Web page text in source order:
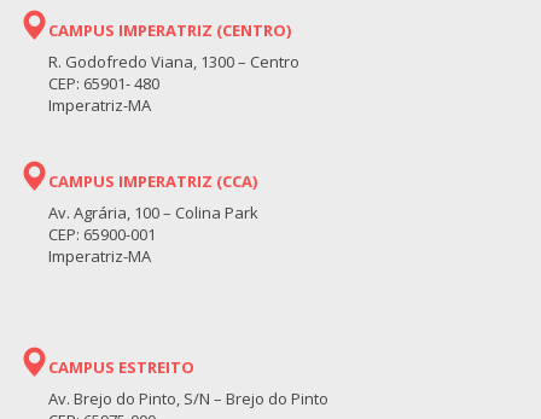
CAMPUS IMPERATRIZ (CENTRO)
R. Godofredo Viana, 1300 – Centro
CEP: 65901- 480
Imperatriz-MA
CAMPUS IMPERATRIZ (CCA)
Av. Agrária, 100 – Colina Park
CEP: 65900-001
Imperatriz-MA
CAMPUS ESTREITO
Av. Brejo do Pinto, S/N – Brejo do Pinto